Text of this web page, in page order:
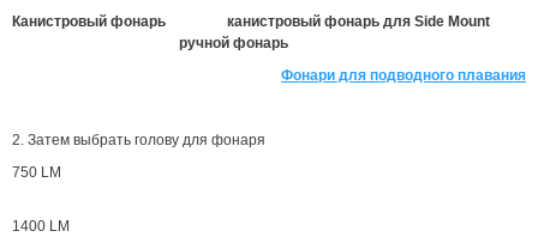
Канистровый фонарь
канистровый фонарь для Side Mount
ручной фонарь
Фонари для подводного плавания
2. Затем выбрать голову для фонаря
750 LM
1400 LM